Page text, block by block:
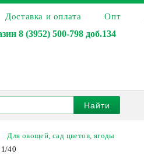
Доставка и оплата Опт
8 (3952) 500-798 доб.134
Найти
Для овощей, сад цветов, ягоды
40